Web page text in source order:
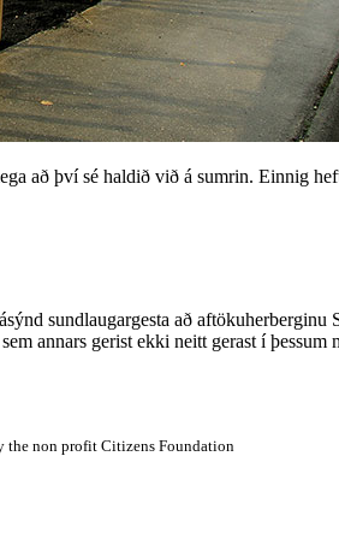
að því sé haldið við á sumrin. Einnig
sundlaugargesta að aftökuherberginu
annars gerist ekki neitt gerast í
the non profit Citizens Foundation